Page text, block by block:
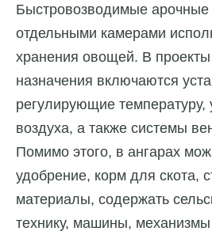
Быстровозводимые арочные
отдельными камерами
хранения овощей. В
назначения включаются
регулирующие температуру,
воздуха, а также системы
Помимо этого, в ангарах
удобрение, корм для скота,
материалы, содержать
технику, машины, механизмы